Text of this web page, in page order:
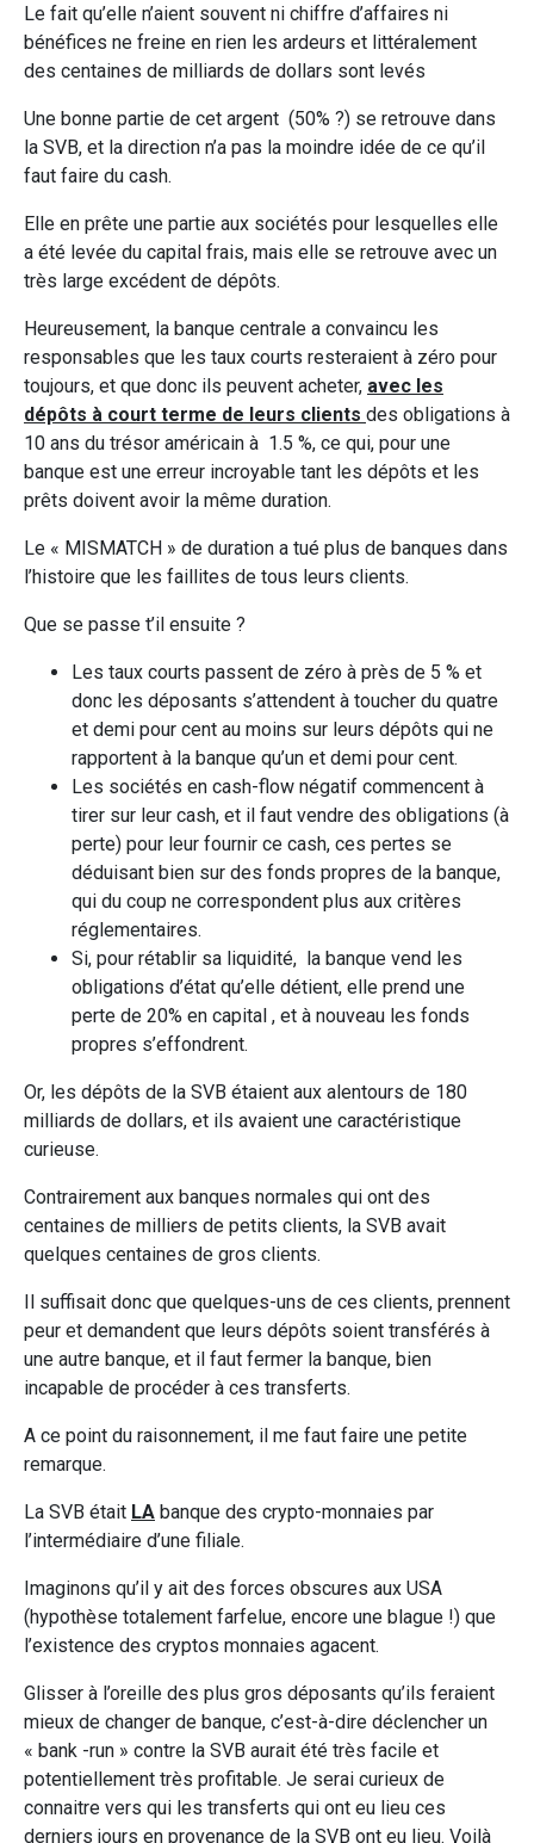
Le fait qu’elle n’aient souvent ni chiffre d’affaires ni
bénéfices ne freine en rien les ardeurs et littéralement
des centaines de milliards de dollars sont levés
Une bonne partie de cet argent (50% ?) se retrouve dans
la SVB, et la direction n’a pas la moindre idée de ce qu’il
faut faire du cash.
Elle en prête une partie aux sociétés pour lesquelles elle
a été levée du capital frais, mais elle se retrouve avec un
très large excédent de dépôts.
Heureusement, la banque centrale a convaincu les
responsables que les taux courts resteraient à zéro pour
toujours, et que donc ils peuvent acheter, avec les
dépôts à court terme de leurs clients des obligations à
10 ans du trésor américain à 1.5 %, ce qui, pour une
banque est une erreur incroyable tant les dépôts et les
prêts doivent avoir la même duration.
Le « MISMATCH » de duration a tué plus de banques dans
l’histoire que les faillites de tous leurs clients.
Que se passe t’il ensuite ?
Les taux courts passent de zéro à près de 5 % et
donc les déposants s’attendent à toucher du quatre
et demi pour cent au moins sur leurs dépôts qui ne
rapportent à la banque qu’un et demi pour cent.
Les sociétés en cash-flow négatif commencent à
tirer sur leur cash, et il faut vendre des obligations (à
perte) pour leur fournir ce cash, ces pertes se
déduisant bien sur des fonds propres de la banque,
qui du coup ne correspondent plus aux critères
réglementaires.
Si, pour rétablir sa liquidité, la banque vend les
obligations d’état qu’elle détient, elle prend une
perte de 20% en capital , et à nouveau les fonds
propres s’effondrent.
Or, les dépôts de la SVB étaient aux alentours de 180
milliards de dollars, et ils avaient une caractéristique
curieuse.
Contrairement aux banques normales qui ont des
centaines de milliers de petits clients, la SVB avait
quelques centaines de gros clients.
Il suffisait donc que quelques-uns de ces clients, prennent
peur et demandent que leurs dépôts soient transférés à
une autre banque, et il faut fermer la banque, bien
incapable de procéder à ces transferts.
A ce point du raisonnement, il me faut faire une petite
remarque.
La SVB était LA banque des crypto-monnaies par
l’intermédiaire d’une filiale.
Imaginons qu’il y ait des forces obscures aux USA
(hypothèse totalement farfelue, encore une blague !) que
l’existence des cryptos monnaies agacent.
Glisser à l’oreille des plus gros déposants qu’ils feraient
mieux de changer de banque, c’est-à-dire déclencher un
« bank -run » contre la SVB aurait été très facile et
potentiellement très profitable. Je serai curieux de
connaitre vers qui les transferts qui ont eu lieu ces
derniers jours en provenance de la SVB ont eu lieu. Voilà